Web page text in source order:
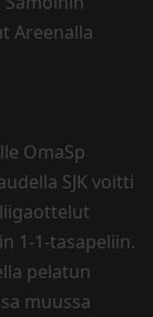
Areenalla
OmaSp
SJK voitti
1-1-tasapeliin.
pelatun
muussa